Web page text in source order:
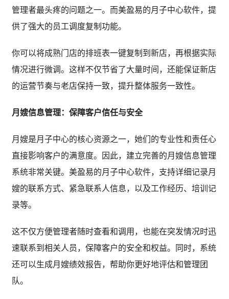
管理者最头疼的问题之一。而美盈易的月子中心软件，提
供了强大的员工调度复制功能。
你可以将成熟门店的排班表一键复制到新店，再根据实际
情况进行微调。这样不仅节省了大量时间，还能保证新店
的运营节奏与老店保持一致，提升整体服务一致性。
月嫂信息管理：保障客户信任与安全
月嫂是月子中心的核心资源之一，她们的专业性和责任心
直接影响客户的满意度。因此，建立完善的月嫂信息管理
系统非常关键。美盈易的月子中心软件，支持详细记录月
嫂的联系方式、紧急联系人信息，以及工作经历、培训记
录等。
这不仅方便管理者随时查看和调用，也能在突发情况时迅
速联系到相关人员，保障客户的安全和权益。同时，系统
还可以生成月嫂绩效报告，帮助你更好地评估和管理团
队。